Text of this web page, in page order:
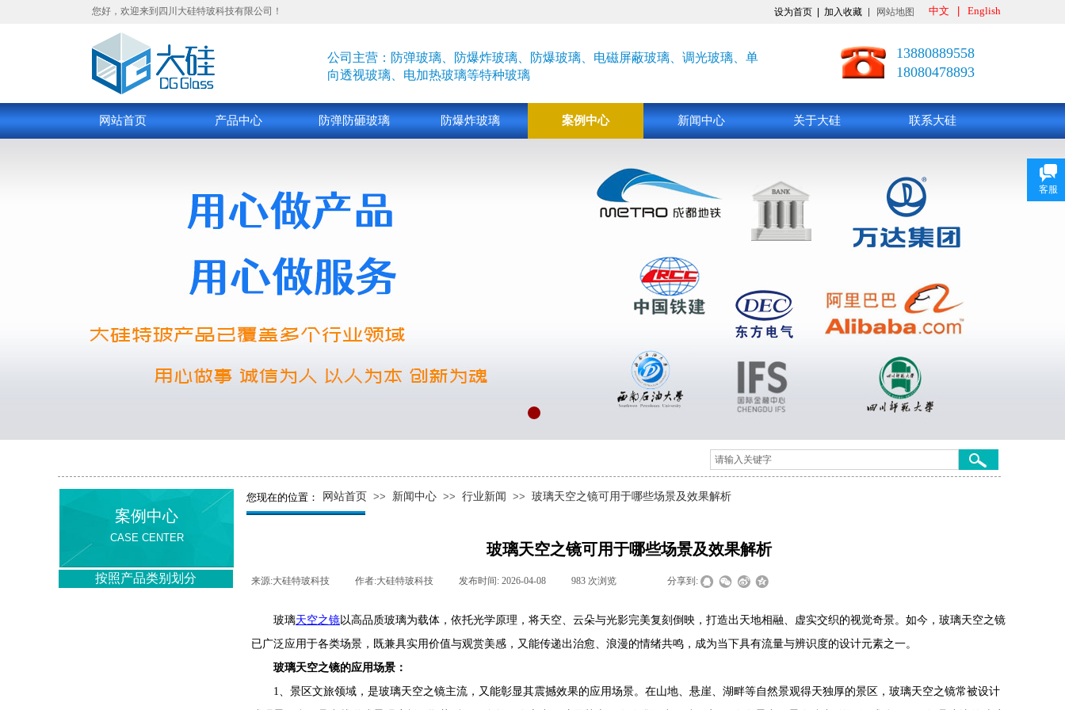
设为首页 加入收藏 中文 English
网站地图
您好，欢迎来到四川大硅特玻科技有限公司！
13880889558
18080478893
公司主营：防弹玻璃、防爆炸玻璃、防爆玻璃、电磁屏蔽玻璃、 调光玻璃、单
向透视玻璃、 电加热玻璃等特种玻璃
网站首页 产品中心 防弹防砸玻璃 防爆炸玻璃 案例中心 新闻中心 关于大硅 联系大硅
案例中心
CASE CENTER
网站首页 >> 新闻中心 >> 行业新闻 >> 玻璃天空之镜可用于哪些场景及效果解析
您现在的位置：
玻璃天空之镜可用于哪些场景及效果解析
来源:大硅特玻科技 作者:大硅特玻科技 发布时间: 2026-04-08 983 次浏览 分享到:
玻璃天空之镜以高品质玻璃为载体，依托光学原理，将天空、云朵与光影完美复刻倒映，打造出天地相融、虚实交织的视觉奇景。如今，玻璃天空之镜
已广泛应用于各类场景，既兼具实用价值与观赏美感，又能传递出治愈、浪漫的情绪共鸣，成为当下具有流量与辨识度的设计元素之一。
玻璃天空之镜的应用场景：
1、景区文旅领域，是玻璃天空之镜主流，又能彰显其震撼效果的应用场景。在山地、悬崖、湖畔等自然景观得天独厚的景区，玻璃天空之镜常被设计
按照产品类别划分
客服